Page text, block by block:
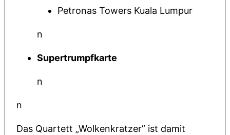
Petronas Towers Kuala Lumpur
n
Supertrumpfkarte
n
n
Das Quartett „Wolkenkratzer” ist damit